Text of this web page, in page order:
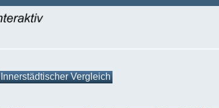
Innerstädtischer Vergleich